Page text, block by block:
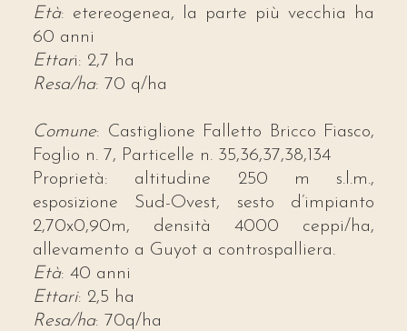
Età: etereogenea, la parte più vecchia ha
60 anni
Ettari: 2,7 ha
Resa/ha: 70 q/ha
Comune: Castiglione Falletto Bricco Fiasco,
Foglio n. 7, Particelle n. 35,36,37,38,134
Proprietà: altitudine 250 m s.l.m.,
esposizione Sud-Ovest, sesto d’impianto
2,70x0,90m, densità 4000 ceppi/ha,
allevamento a Guyot a controspalliera.
Età: 40 anni
Ettari: 2,5 ha
Resa/ha: 70q/ha